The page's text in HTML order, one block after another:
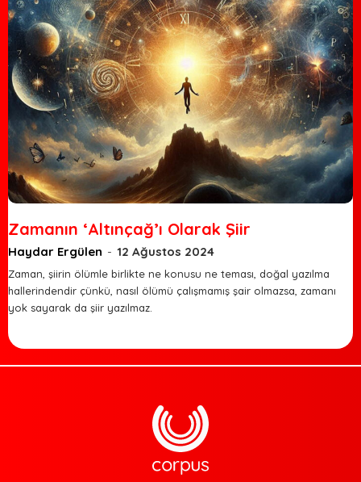
Zamanın ‘Altınçağ’ı Olarak Şiir
Haydar Ergülen - 12 Ağustos 2024
Zaman, şiirin ölümle birlikte ne konusu ne teması, doğal yazılma
hallerindendir çünkü, nasıl ölümü çalışmamış şair olmazsa, zamanı
yok sayarak da şiir yazılmaz.